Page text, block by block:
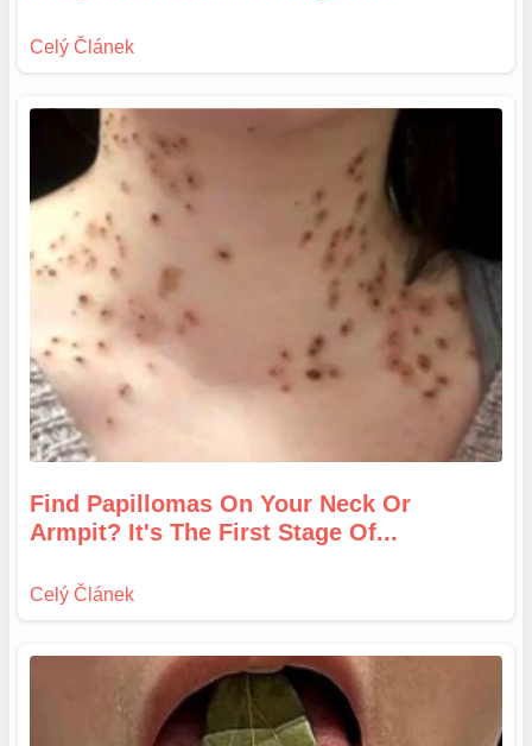
Find Papillomas On Your Neck Or
Armpit? It's The First Stage Of...